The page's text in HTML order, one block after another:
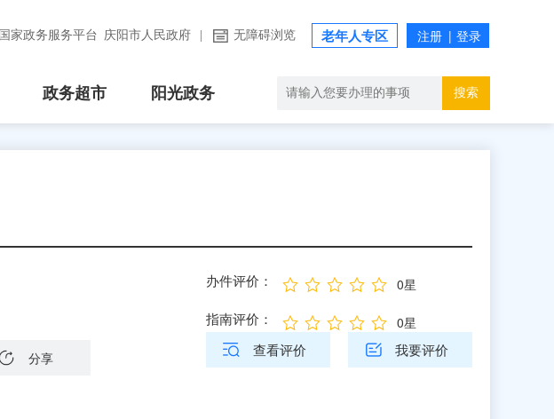
国家政务服务平台 庆阳市人民政府 无障碍浏览 老年人专区
政务超市 阳光政务 搜索
分享
办件评价： 0星
指南评价： 0星
查看评价 我要评价